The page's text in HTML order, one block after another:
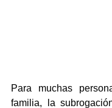
Para muchas
familia, la